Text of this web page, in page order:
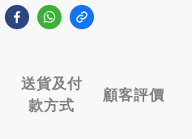
送貨及付
款方式
顧客評價